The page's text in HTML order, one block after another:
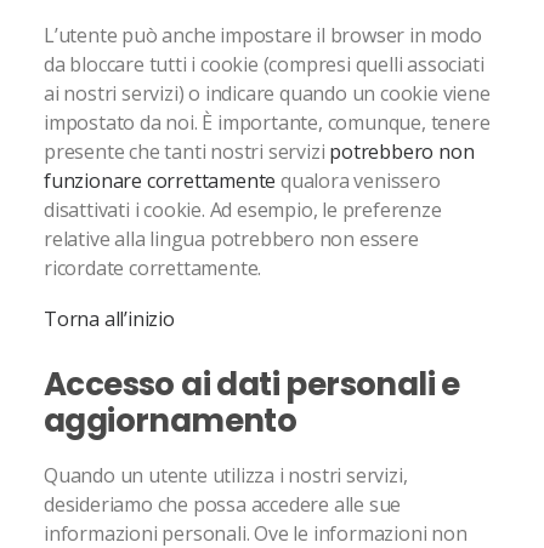
L’utente può anche impostare il browser in modo
da bloccare tutti i cookie (compresi quelli associati
ai nostri servizi) o indicare quando un cookie viene
impostato da noi. È importante, comunque, tenere
presente che tanti nostri servizi potrebbero non
funzionare correttamente qualora venissero
disattivati i cookie. Ad esempio, le preferenze
relative alla lingua potrebbero non essere
ricordate correttamente.
Torna all’inizio
Accesso ai dati personali e
aggiornamento
Quando un utente utilizza i nostri servizi,
desideriamo che possa accedere alle sue
informazioni personali. Ove le informazioni non